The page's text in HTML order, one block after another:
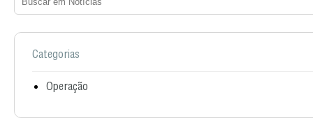
Categorias
Operação